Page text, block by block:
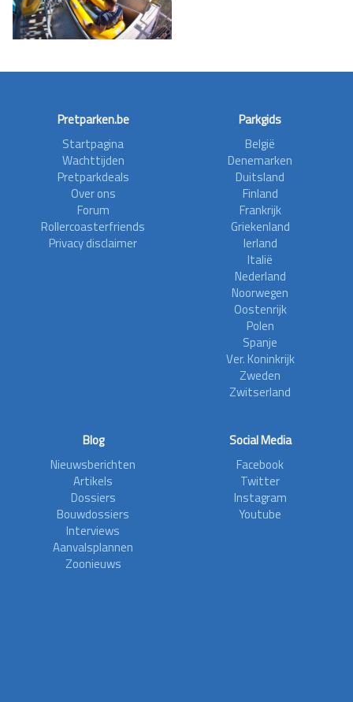
Pretparken.be
Startpagina
Wachttijden
Pretparkdeals
Over ons
Forum
Rollercoasterfriends
Privacy disclaimer
Parkgids
België
Denemarken
Duitsland
Finland
Frankrijk
Griekenland
Ierland
Italië
Nederland
Noorwegen
Oostenrijk
Polen
Spanje
Ver. Koninkrijk
Zweden
Zwitserland
Blog
Nieuwsberichten
Artikels
Dossiers
Bouwdossiers
Interviews
Aanvalsplannen
Zoonieuws
Social Media
Facebook
Twitter
Instagram
Youtube